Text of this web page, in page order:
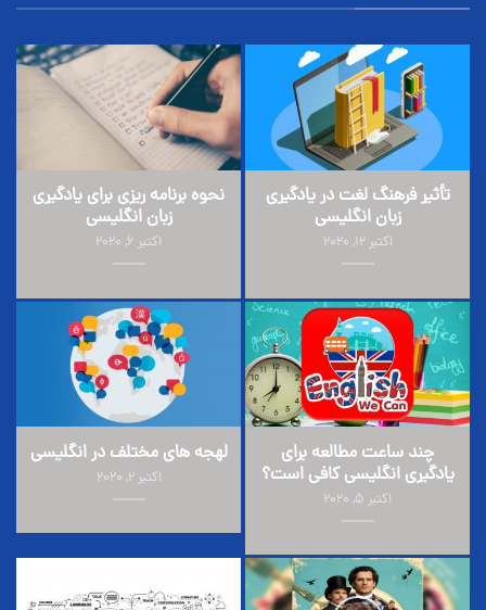
تأثیر فرهنگ لغت در یادگیری
زبان انگلیسی
اکتبر 12, 2020
نحوه برنامه ریزی برای یادگیری
زبان انگلیسی
اکتبر 6, 2020
چند ساعت مطالعه برای
یادگیری انگلیسی کافی است؟
اکتبر 5, 2020
لهجه های مختلف در انگلیسی
اکتبر 2, 2020